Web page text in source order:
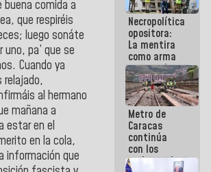
comida a
que respiréis
luego sonáte
pa’ que se
Cuando ya
al hermano
mañana a
estar en el
en la cola,
información que
escombros
en La Guaira
Necropolítica
opositora:
La mentira
como arma
contra el
Pueblo
Metro de
Caracas
continúa
con los
trabajos de